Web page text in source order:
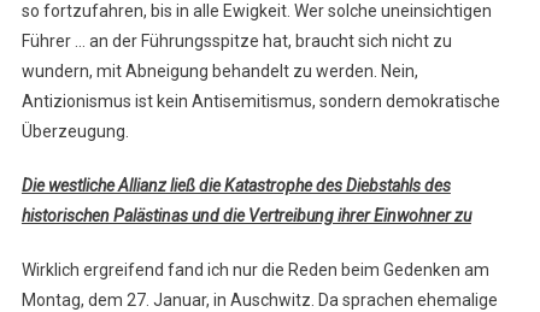
so fortzufahren, bis in alle Ewigkeit. Wer solche uneinsichtigen
Führer … an der Führungsspitze hat, braucht sich nicht zu
wundern, mit Abneigung behandelt zu werden. Nein,
Antizionismus ist kein Antisemitismus, sondern demokratische
Überzeugung.
Die westliche Allianz ließ die Katastrophe des Diebstahls des
historischen Palästinas und die Vertreibung ihrer Einwohner zu
Wirklich ergreifend fand ich nur die Reden beim Gedenken am
Montag, dem 27. Januar, in Auschwitz. Da sprachen ehemalige